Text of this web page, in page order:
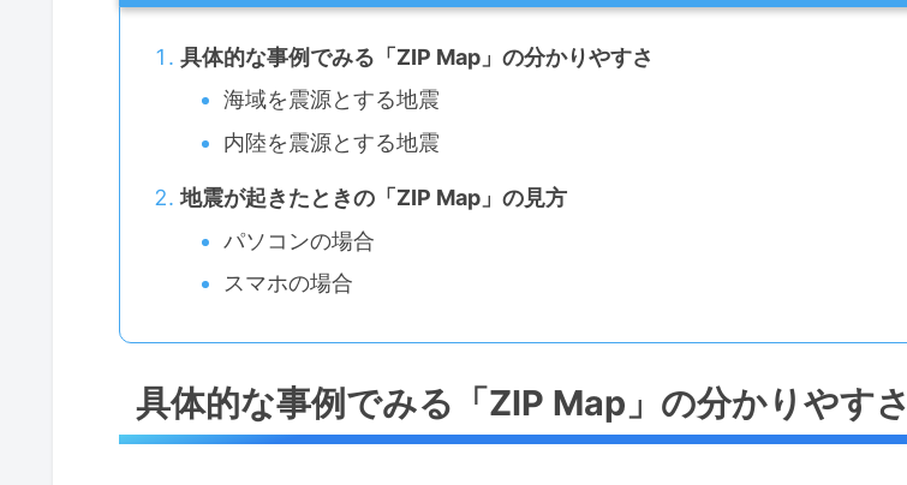
具体的な事例でみる「ZIP Map」の分かりやすさ
海域を震源とする地震
内陸を震源とする地震
地震が起きたときの「ZIP Map」の見方
パソコンの場合
スマホの場合
具体的な事例でみる「ZIP Map」の分かりやすさ